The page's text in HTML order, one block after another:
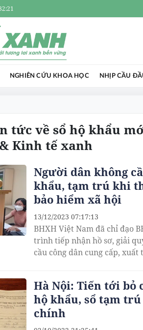
NGHIÊN CỨU KHOA HỌC NHỊP CẦU
tức về sổ hộ khẩu
Kinh tế xanh
Người dân không
khẩu, tạm trú khi
bảo hiểm xã hội
BHXH Việt Nam đã chỉ đạo
trình tiếp nhận hồ sơ, giải
cầu công dân cung cấp,
13/12/2023 07:17:13
Hà Nội: Tiến tới bỏ
hộ khẩu, sổ tạm
chính